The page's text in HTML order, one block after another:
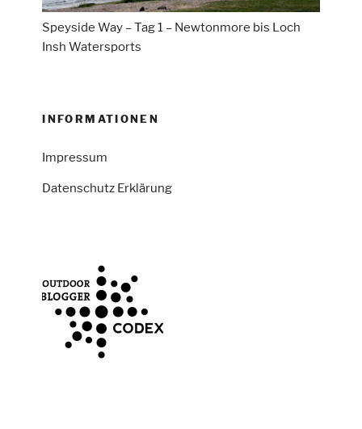
Speyside Way – Tag 1 – Newtonmore bis Loch
Insh Watersports
INFORMATIONEN
Impressum
Datenschutz Erklärung